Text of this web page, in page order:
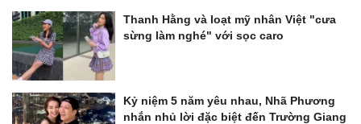
Thanh Hằng và loạt mỹ nhân Việt "cưa
sừng làm nghé" với sọc caro
Kỷ niệm 5 năm yêu nhau, Nhã Phương
nhắn nhủ lời đặc biệt đến Trường Giang